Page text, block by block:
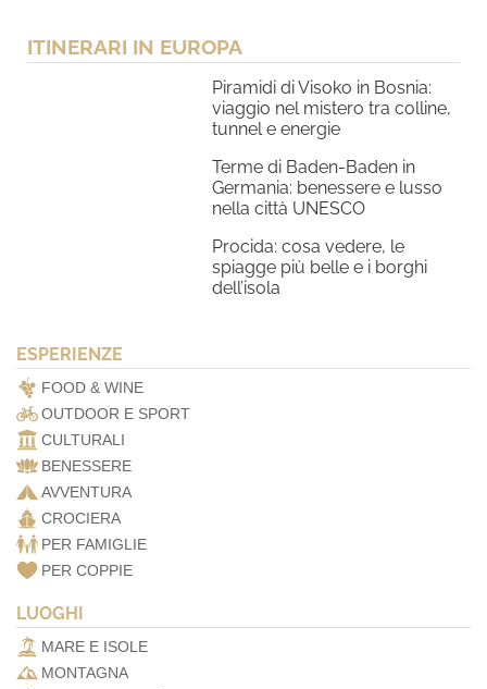
ITINERARI IN EUROPA
Piramidi di Visoko in Bosnia:
viaggio nel mistero tra colline,
tunnel e energie
Terme di Baden-Baden in
Germania: benessere e lusso
nella città UNESCO
Procida: cosa vedere, le
spiagge più belle e i borghi
dell’isola
ESPERIENZE
FOOD & WINE
OUTDOOR E SPORT
CULTURALI
BENESSERE
AVVENTURA
CROCIERA
PER FAMIGLIE
PER COPPIE
LUOGHI
MARE E ISOLE
MONTAGNA